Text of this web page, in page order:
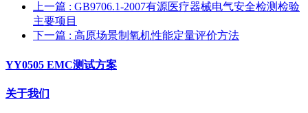
上一篇 : GB9706.1-2007有源医疗器械电气安全检测检验
主要项目
下一篇 : 高原场景制氧机性能定量评价方法
YY0505 EMC测试方案
关于我们